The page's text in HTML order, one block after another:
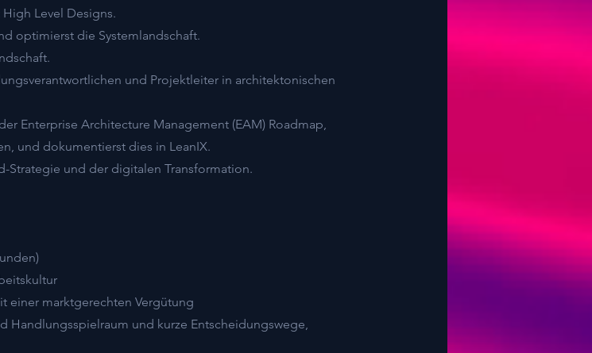
Level Designs.
optimierst die Systemlandschaft.
und Projektleiter in architektonischen
Enterprise Architecture Management (EAM) Roadmap,
und dokumentierst dies in LeanIX.
Strategie und der digitalen Transformation.
einer marktgerechten Vergütung
Handlungsspielraum und kurze Entscheidungswege,